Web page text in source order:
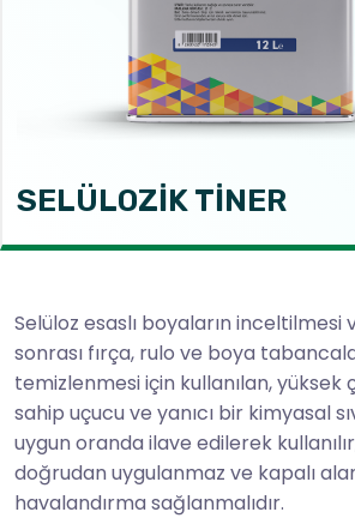
SELÜLOZİK TİNER
Selüloz esaslı boyaların inceltilmesi
sonrası fırça, rulo ve boya
temizlenmesi için kullanılan, yüksek
sahip uçucu ve yanıcı bir kimyasal
uygun oranda ilave edilerek
doğrudan uygulanmaz ve kapalı
havalandırma sağlanmalıdır.